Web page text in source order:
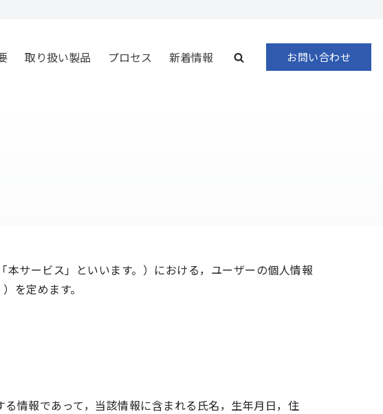
取り扱い製品 プロセス 新着情報 お問い合わせ
サービス」といいます。）における，ユーザーの個人情報
を定めます。
情報であって，当該情報に含まれる氏名，生年月日，住